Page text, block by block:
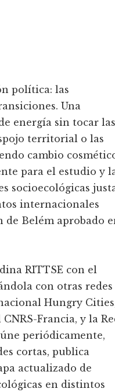
política: las
Una
energía sin tocar las
territorial o las
cambio
para el estudio y
socioecológicas
internacionales
de Belém aprobado
RITTSE con el
con otras redes
Hungry
Francia, y la
periódicamente,
cortas, publica
actualizado de
en distintos